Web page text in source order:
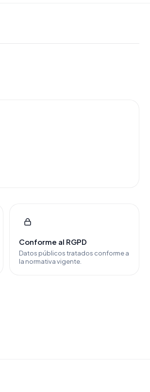
Conforme al RGPD
Datos públicos tratados conforme a
la normativa vigente.